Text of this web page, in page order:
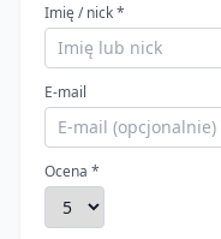
Imię / nick *
E-mail
Ocena *